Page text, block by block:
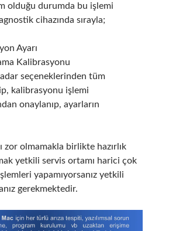
olduğu durumda bu işlemi
cihazında sırayla;
Ayarı
Kalibrasyonu
seçeneklerinden tüm
kalibrasyonu işlemi
onaylanıp, ayarların
zor olmamakla birlikte hazırlık
yetkili servis ortamı harici çok
yapamıyorsanız yetkili
gerekmektedir.